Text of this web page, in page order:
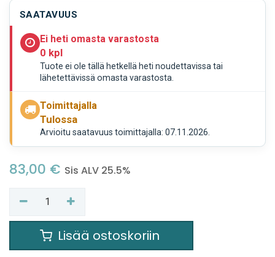
SAATAVUUS
Ei heti omasta varastosta
0 kpl
Tuote ei ole tällä hetkellä heti noudettavissa tai
lähetettävissä omasta varastosta.
Toimittajalla
Tulossa
Arvioitu saatavuus toimittajalla: 07.11.2026.
83,00 € Sis ALV 25.5%
Lisää ostoskoriin